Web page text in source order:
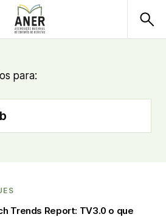
para:
Trends Report: TV3.0 o que